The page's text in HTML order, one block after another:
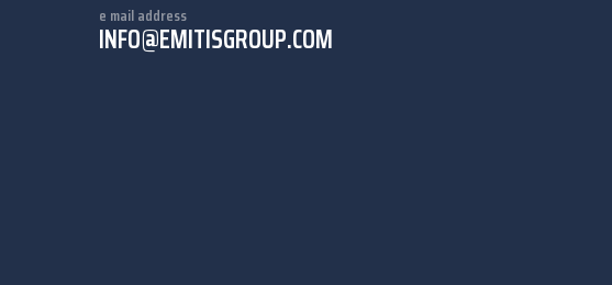
e mail address
INFO@EMITISGROUP.COM